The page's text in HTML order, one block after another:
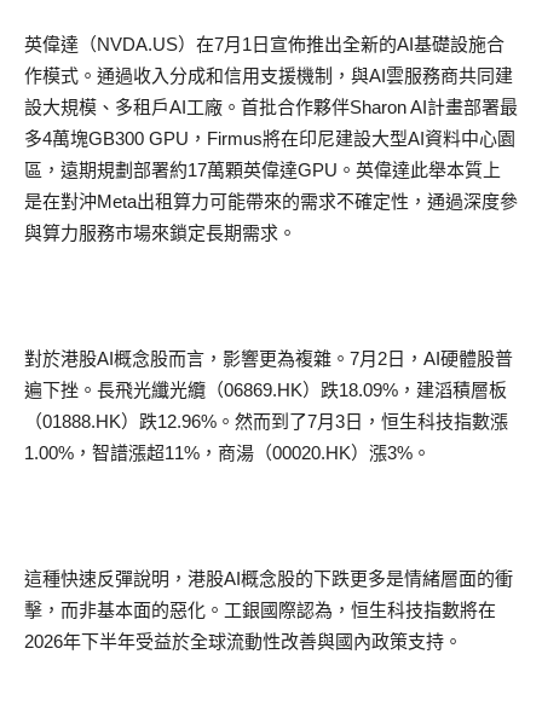
英偉達 （NVDA.US） 在7月 1 日宣佈推出全新的AI基礎設施合
作模式。通過收入分成和信用支援機制，與AI雲服務商共同建
設大規模、多租戶AI工廠。首批合作夥伴Sharon AI計畫部署最
多4萬塊GB300 GPU ， Firmus將在印尼建設大型AI資料中心園
區，遠期規劃部署約17萬顆英偉達GPU 。英偉達此舉本質上
是在對沖Meta出租算力可能帶來的需求不確定性，通過深度參
與算力服務市場來鎖定長期需求。
對於港股AI概念股而言，影響更為複雜。 7月 2日， AI硬體股普
遍下挫。 長飛光纖光纜 （06869.HK） 跌18.09% ，建滔積層板
（01888.HK） 跌12.96% 。然而到了7月3日， 恒生科技指數漲
1.00% ， 智譜漲超11% ，商湯 （00020.HK） 漲3% 。
這種快速反彈說明，港股AI概念股的下跌更多是情緒層面的衝
擊，而非基本面的惡化。工銀國際認為， 恒生科技指數將在
2026年下半年受益於全球流動性改善與國內政策支持。